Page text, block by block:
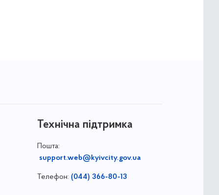
Технічна підтримка
Пошта:
support.web@kyivcity.gov.ua
Телефон: (044) 366-80-13